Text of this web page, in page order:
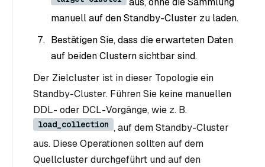
manuell auf den Standby-Cluster zu laden.
Bestätigen Sie, dass die erwarteten Daten
auf beiden Clustern sichtbar sind.
Der Zielcluster ist in dieser Topologie ein
Standby-Cluster. Führen Sie keine manuellen
DDL- oder DCL-Vorgänge, wie z. B.
load_collection , auf dem Standby-Cluster
aus. Diese Operationen sollten auf dem
Quellcluster durchgeführt und auf den